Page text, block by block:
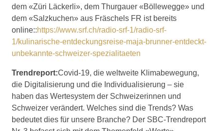
dem «Züri Läckerli», dem Thurgauer «Böllewegge» und
dem «Salzkuchen» aus Fräschels FR ist bereits
online::https://www.srf.ch/radio-srf-1/radio-srf-
1/kulinarische-entdeckungsreise-maja-brunner-entdeckt-
unbekannte-schweizer-spezialitaeten
Trendreport:Covid-19, die weltweite Klimabewegung,
die Digitalisierung und die Individualisierung – sie
haben das Wertesystem der Schweizerinnen und
Schweizer verändert. Welches sind die Trends? Was
bedeutet dies für unsere Branche? Der SBC-Trendreport